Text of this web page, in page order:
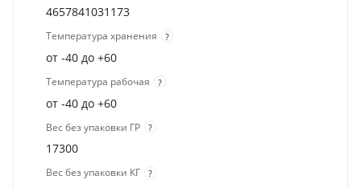
4657841031173
Температура хранения ?
от -40 до +60
Температура рабочая ?
от -40 до +60
Вес без упаковки ГР ?
17300
Вес без упаковки КГ ?